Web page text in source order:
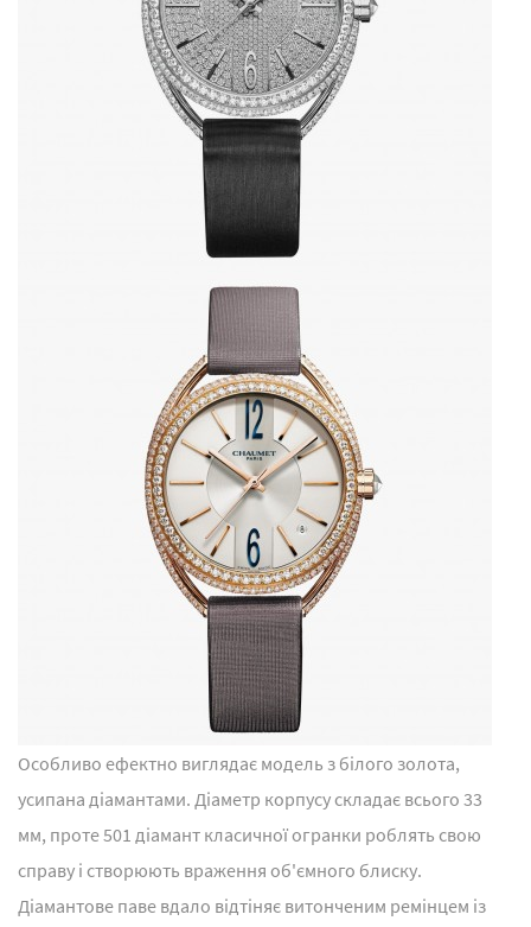
Особливо ефектно виглядає модель з білого золота,
усипана діамантами. Діаметр корпусу складає всього 33
мм, проте 501 діамант класичної огранки роблять свою
справу і створюють враження об'ємного блиску.
Діамантове паве вдало відтіняє витонченим ремінцем із